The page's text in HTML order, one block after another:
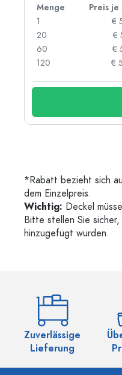
Menge
1
€
20
€
60
€
120
€
*Rabatt bezieht sich
dem Einzelpreis.
Wichtig: Deckel
Bitte stellen Sie
hinzugefügt wurden.
Zuverlässige
Lieferung